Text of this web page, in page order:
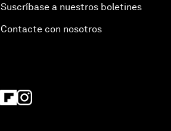
Suscríbase a nuestros boletines
Contacte con nosotros